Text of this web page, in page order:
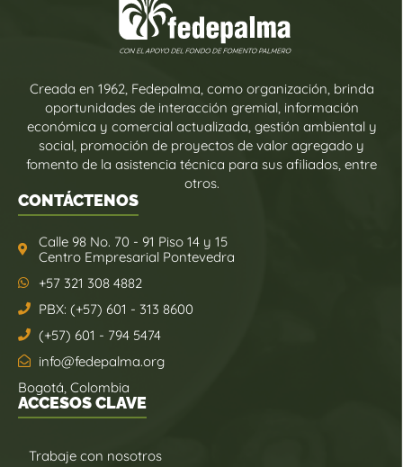
Creada en 1962, Fedepalma, como organización, brinda
oportunidades de interacción gremial, información
económica y comercial actualizada, gestión ambiental y
social, promoción de proyectos de valor agregado y
fomento de la asistencia técnica para sus afiliados, entre
otros.
CONTÁCTENOS
Calle 98 No. 70 - 91 Piso 14 y 15
Centro Empresarial Pontevedra
+57 321 308 4882
PBX: (+57) 601 - 313 8600
(+57) 601 - 794 5474
info@fedepalma.org
Bogotá, Colombia
ACCESOS CLAVE
Trabaje con nosotros